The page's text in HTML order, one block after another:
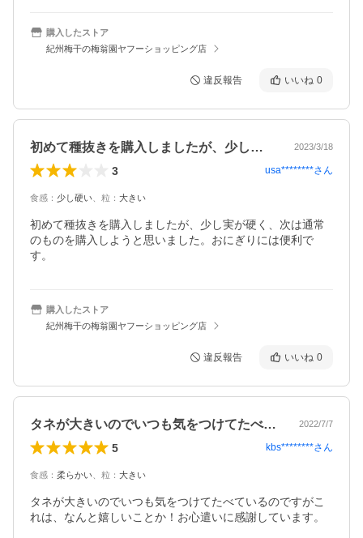
購入したストア
紀州梅干の梅翁園ヤフーショッピング店
違反報告 いいね 0
初めて種抜きを購入しましたが、少し実が… 2023/3/18
3 usa********さん
食感 ： 少し硬い 粒 ： 大きい
初めて種抜きを購入しましたが、少し実が硬く、次は通常
のものを購入しようと思いました。おにぎりには便利で
す。
購入したストア
紀州梅干の梅翁園ヤフーショッピング店
違反報告 いいね 0
タネが大きいのでいつも気をつけてたべて… 2022/7/7
5 kbs********さん
食感 ： 柔らかい 粒 ： 大きい
タネが大きいのでいつも気をつけてたべているのですがこ
れは、なんと嬉しいことか！お心遣いに感謝しています。